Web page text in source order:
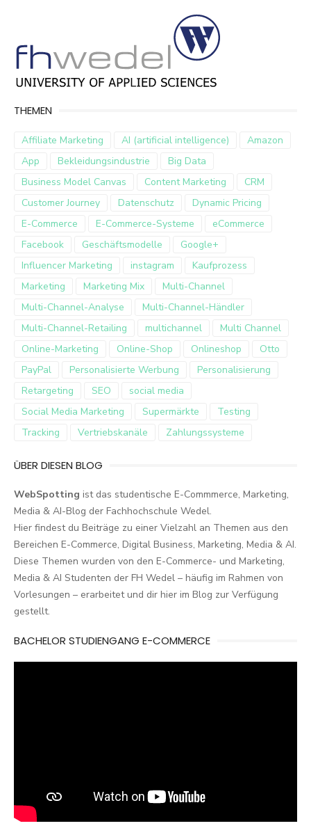
THEMEN
Affiliate Marketing AI (artificial intelligence)
Amazon
App
Bekleidungsindustrie
Big Data
Business Model Canvas
Content Marketing
CRM
Customer Journey
Datenschutz
Dynamic Pricing
E-Commerce
E-Commerce-Systeme
eCommerce
Facebook
Geschäftsmodelle
Google+
Influencer Marketing
instagram
Kaufprozess
Marketing
Marketing Mix
Multi-Channel
Multi-Channel-Analyse
Multi-Channel-Händler
Multi-Channel-Retailing
multichannel
Multi Channel
Online-Marketing
Online-Shop Onlineshop
Otto
PayPal
Personalisierte Werbung
Personalisierung
Retargeting
SEO
social media
Social Media Marketing
Supermärkte
Testing
Tracking
Vertriebskanäle Zahlungssysteme
ÜBER DIESEN BLOG
WebSpotting ist das studentische E-Commmerce, Marketing,
Media & AI-Blog der Fachhochschule Wedel.
Hier findest du Beiträge zu einer Vielzahl an Themen aus den
Bereichen E-Commerce, Digital Business, Marketing, Media & AI.
Diese Themen wurden von den E-Commerce- und Marketing,
Media & AI Studenten der FH Wedel – häufig im Rahmen von
Vorlesungen – erarbeitet und dir hier im Blog zur Verfügung
gestellt.
BACHELOR STUDIENGANG E-COMMERCE